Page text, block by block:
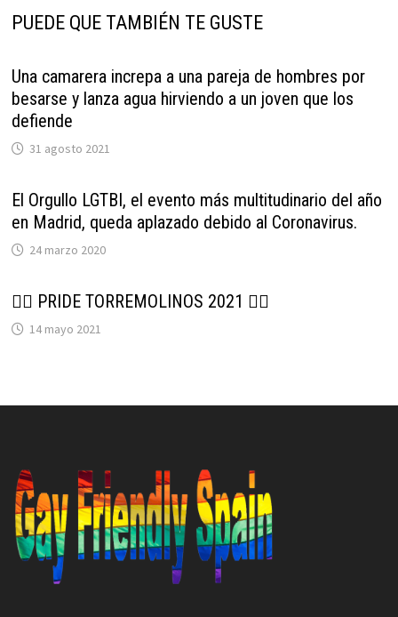
PUEDE QUE TAMBIÉN TE GUSTE
Una camarera increpa a una pareja de hombres por
besarse y lanza agua hirviendo a un joven que los
defiende
31 agosto 2021
El Orgullo LGTBI, el evento más multitudinario del año
en Madrid, queda aplazado debido al Coronavirus.
24 marzo 2020
🏳‍🌈 PRIDE TORREMOLINOS 2021 🏳‍🌈
14 mayo 2021